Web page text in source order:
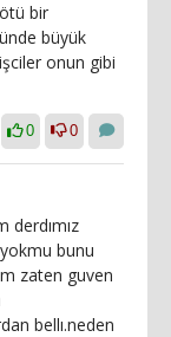
bir
büyük
onun gibi
0 0
derdımız
bunu
zaten guven
bellı.neden